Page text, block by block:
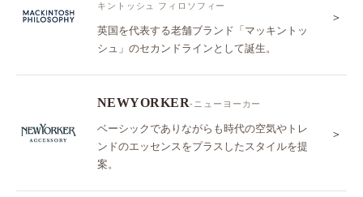
キントッシュ フィロソフィー
英国を代表する老舗ブランド「マッキントッ
シュ」のセカンドラインとして誕生。
＞
NEWYORKER-ニューヨーカー
ベーシックでありながらも時代の空気やトレ
ンドのエッセンスをプラスしたスタイルを提
案。
＞